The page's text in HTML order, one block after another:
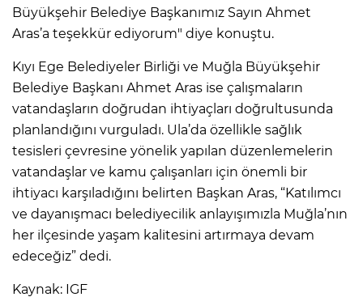
Büyükşehir Belediye Başkanımız Sayın Ahmet
Aras’a teşekkür ediyorum" diye konuştu.
Kıyı Ege Belediyeler Birliği ve Muğla Büyükşehir
Belediye Başkanı Ahmet Aras ise çalışmaların
vatandaşların doğrudan ihtiyaçları doğrultusunda
planlandığını vurguladı. Ula’da özellikle sağlık
tesisleri çevresine yönelik yapılan düzenlemelerin
vatandaşlar ve kamu çalışanları için önemli bir
ihtiyacı karşıladığını belirten Başkan Aras, “Katılımcı
ve dayanışmacı belediyecilik anlayışımızla Muğla’nın
her ilçesinde yaşam kalitesini artırmaya devam
edeceğiz” dedi.
Kaynak: IGF